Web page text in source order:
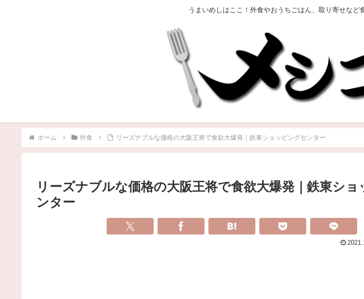
うまいめしはここ！外食やおうちごはん、取り寄せなど
ホーム 外食 リーズナブルな価格の大阪王将で食欲大爆発｜鉄東ショッピングセンター
リーズナブルな価格の大阪王将で食欲大爆発｜鉄東ショ
ンター